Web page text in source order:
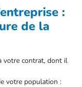
:
de la
votre contrat, dont il
votre population :